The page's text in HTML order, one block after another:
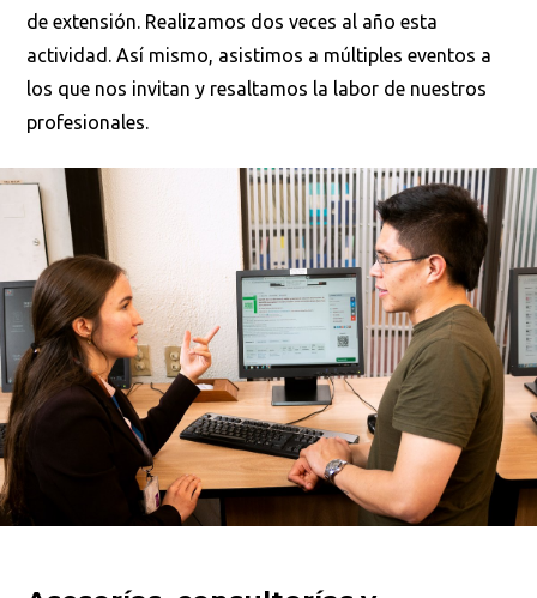
de extensión. Realizamos dos veces al año esta
actividad. Así mismo, asistimos a múltiples eventos a
los que nos invitan y resaltamos la labor de nuestros
profesionales.